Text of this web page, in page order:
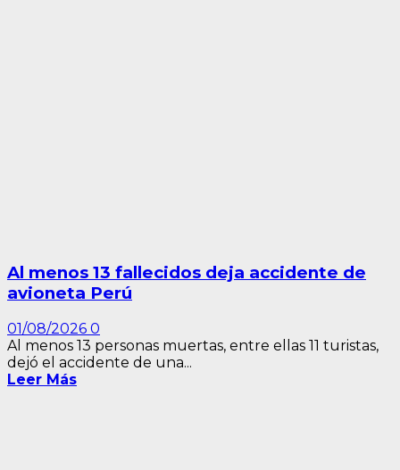
Al menos 13 fallecidos deja accidente de
avioneta Perú
01/08/2026 0
Al menos 13 personas muertas, entre ellas 11 turistas,
dejó el accidente de una...
Leer Más